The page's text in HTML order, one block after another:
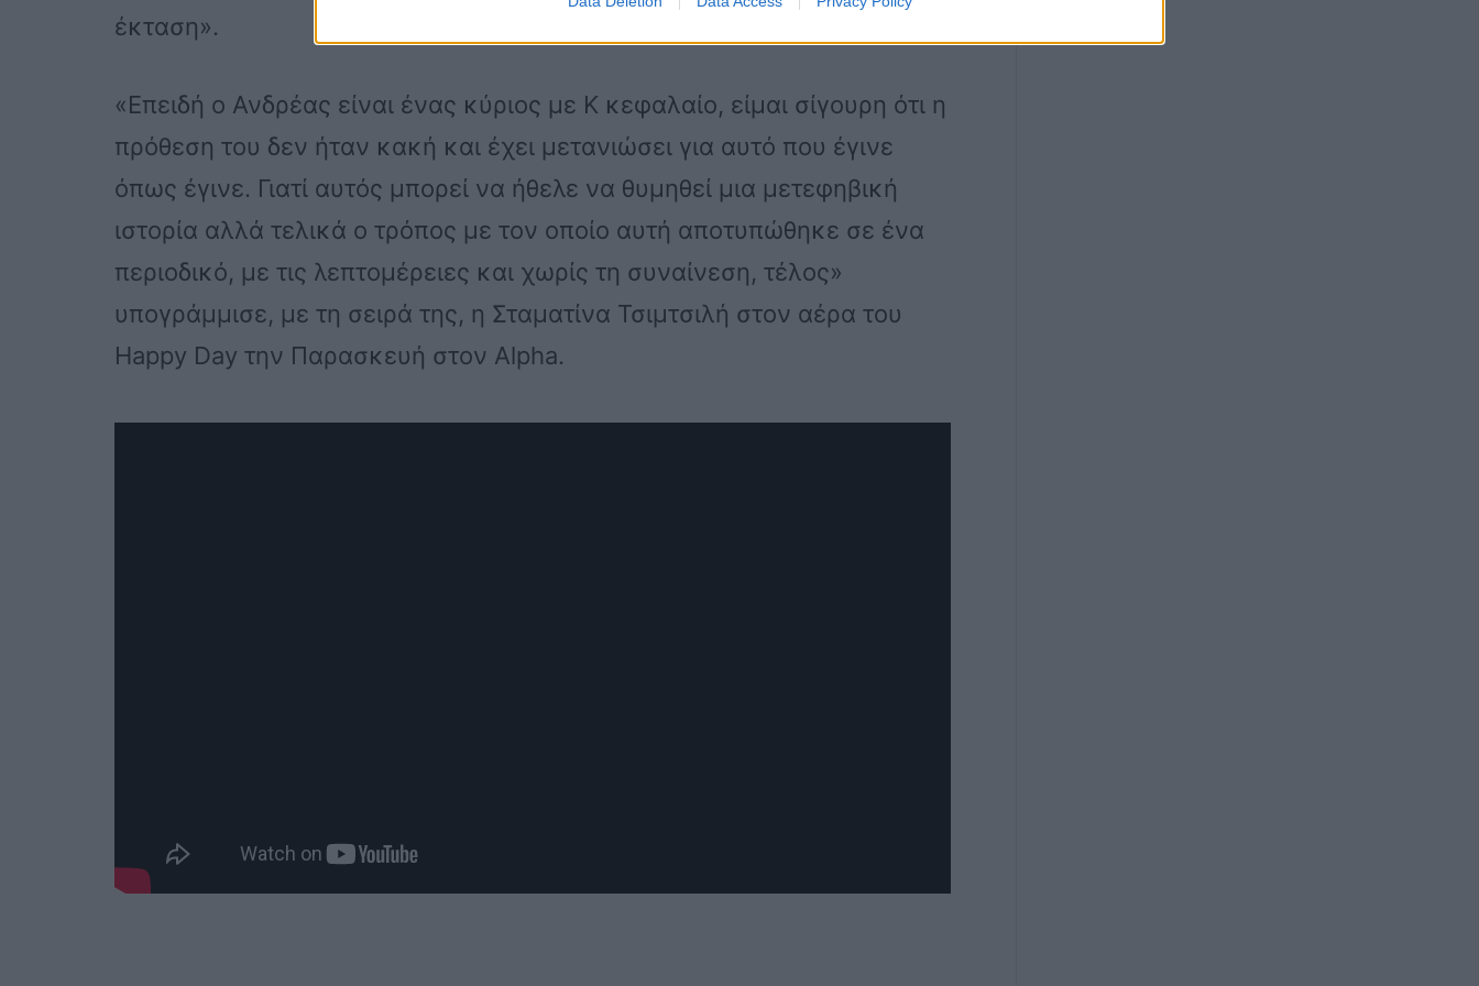
έκταση».
«Επειδή ο Ανδρέας είναι ένας κύριος με Κ κεφαλαίο, είμαι σίγουρη ότι η
πρόθεση του δεν ήταν κακή και έχει μετανιώσει για αυτό που έγινε
όπως έγινε. Γιατί αυτός μπορεί να ήθελε να θυμηθεί μια μετεφηβική
ιστορία αλλά τελικά ο τρόπος με τον οποίο αυτή αποτυπώθηκε σε ένα
περιοδικό, με τις λεπτομέρειες και χωρίς τη συναίνεση, τέλος»
υπογράμμισε, με τη σειρά της, η Σταματίνα Τσιμτσιλή στον αέρα του
Happy Day την Παρασκευή στον Alpha.